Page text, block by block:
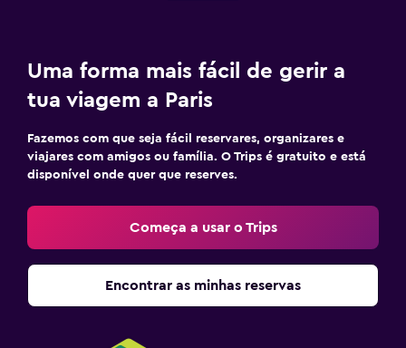
Uma forma mais fácil de gerir a
tua viagem a Paris
Fazemos com que seja fácil reservares, organizares e
viajares com amigos ou família. O Trips é gratuito e está
disponível onde quer que reserves.
Começa a usar o Trips
Encontrar as minhas reservas